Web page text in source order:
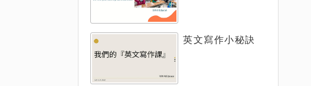
英文寫作小秘訣